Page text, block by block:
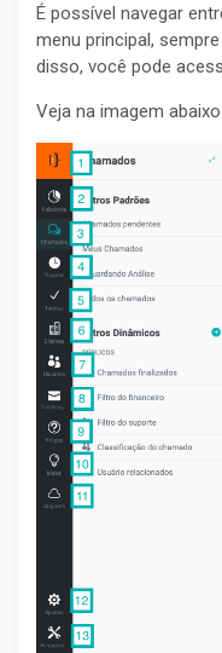
É possível navegar
menu principal,
disso, você pode
Veja na imagem